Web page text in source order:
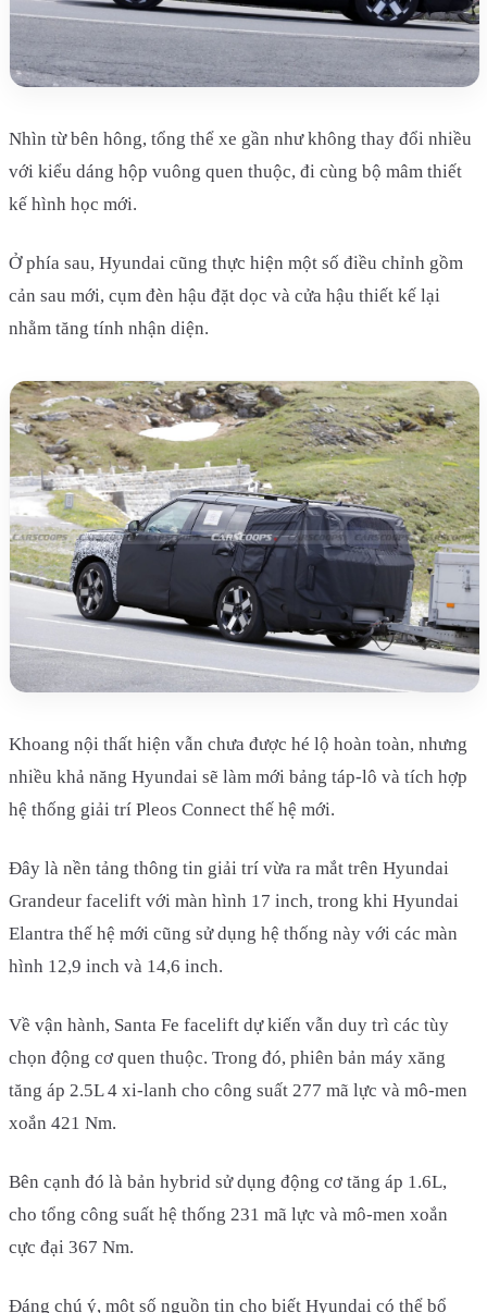
Nhìn từ bên hông, tổng thể xe gần như không thay đổi nhiều
với kiểu dáng hộp vuông quen thuộc, đi cùng bộ mâm thiết
kế hình học mới.
Ở phía sau, Hyundai cũng thực hiện một số điều chỉnh gồm
cản sau mới, cụm đèn hậu đặt dọc và cửa hậu thiết kế lại
nhằm tăng tính nhận diện.
Khoang nội thất hiện vẫn chưa được hé lộ hoàn toàn, nhưng
nhiều khả năng Hyundai sẽ làm mới bảng táp-lô và tích hợp
hệ thống giải trí Pleos Connect thế hệ mới.
Đây là nền tảng thông tin giải trí vừa ra mắt trên Hyundai
Grandeur facelift với màn hình 17 inch, trong khi Hyundai
Elantra thế hệ mới cũng sử dụng hệ thống này với các màn
hình 12,9 inch và 14,6 inch.
Về vận hành, Santa Fe facelift dự kiến vẫn duy trì các tùy
chọn động cơ quen thuộc. Trong đó, phiên bản máy xăng
tăng áp 2.5L 4 xi-lanh cho công suất 277 mã lực và mô-men
xoắn 421 Nm.
Bên cạnh đó là bản hybrid sử dụng động cơ tăng áp 1.6L,
cho tổng công suất hệ thống 231 mã lực và mô-men xoắn
cực đại 367 Nm.
Đáng chú ý, một số nguồn tin cho biết Hyundai có thể bổ